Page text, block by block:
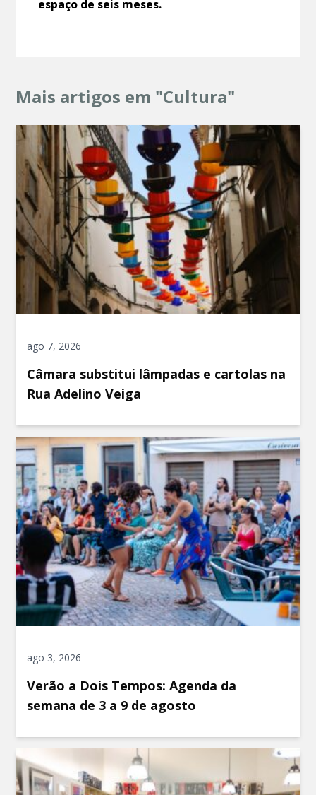
espaço de seis meses.
Mais artigos em "Cultura"
ago 7, 2026
Câmara substitui lâmpadas e cartolas na
Rua Adelino Veiga
ago 3, 2026
Verão a Dois Tempos: Agenda da
semana de 3 a 9 de agosto